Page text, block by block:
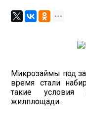
Микрозаймы под
время стали
такие условия
жилплощади.